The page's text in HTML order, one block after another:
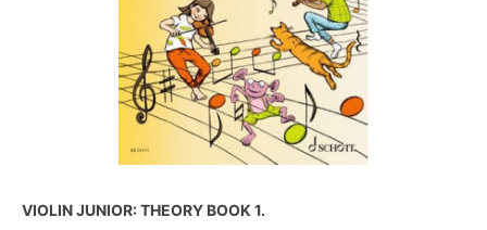
VIOLIN JUNIOR: THEORY BOOK 1.